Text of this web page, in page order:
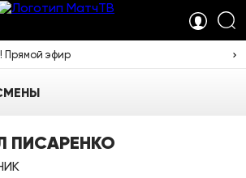
Прямой эфир
ПИСАРЕНКО